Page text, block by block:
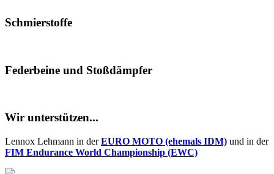
Schmierstoffe
Federbeine und Stoßdämpfer
Wir unterstützen...
Lennox Lehmann in derEURO MOTO (ehemals IDM) und in der
FIM Endurance World Championship (EWC)